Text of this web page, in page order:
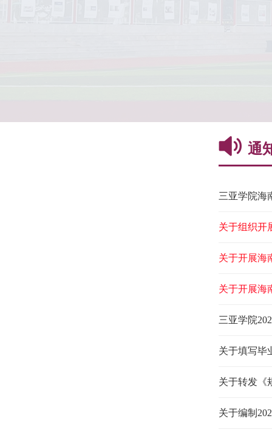
通
三亚学院海
示
关于组织开
关于开展海
通知
关于开展海
三亚学院
关于填写毕
关于转发《
关于编制